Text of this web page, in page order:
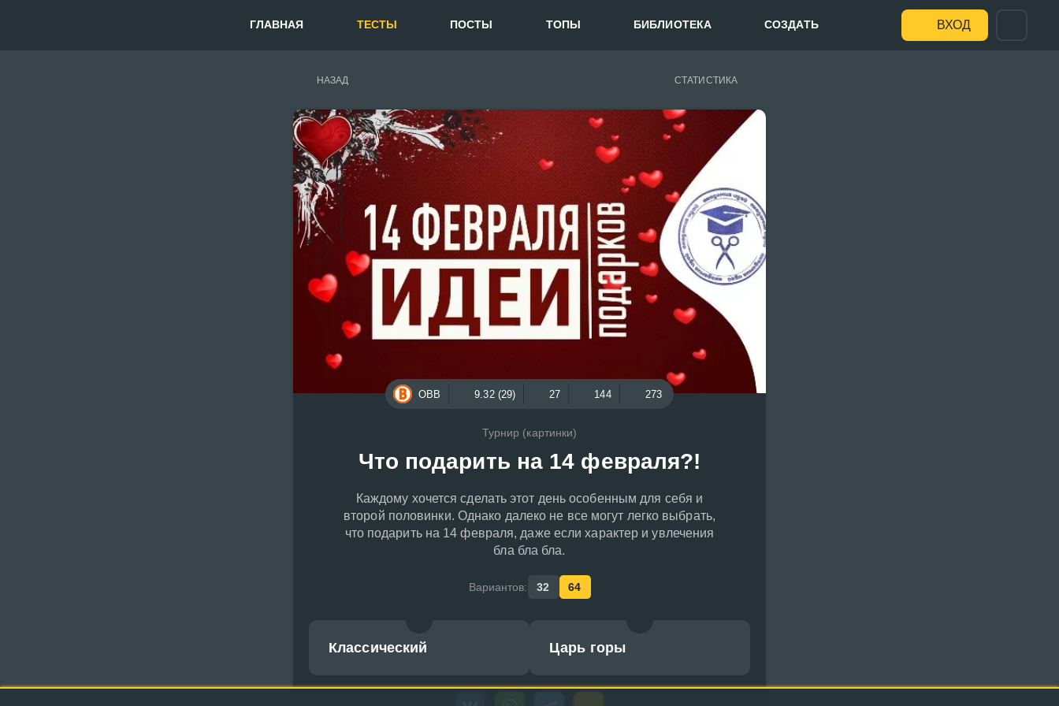
ГЛАВНАЯ ТЕСТЫ ПОСТЫ ТОПЫ БИБЛИОТЕКА СОЗДАТЬ ВХОД
НАЗАД СТАТИСТИКА
ОВВ 9.32 (29) 27 144 273
Турнир (картинки)
Что подарить на 14 февраля?!
Каждому хочется сделать этот день особенным для себя и
второй половинки. Однако далеко не все могут легко выбрать,
что подарить на 14 февраля, даже если характер и увлечения
бла бла бла.
Вариантов: 32 64
Классический Царь горы